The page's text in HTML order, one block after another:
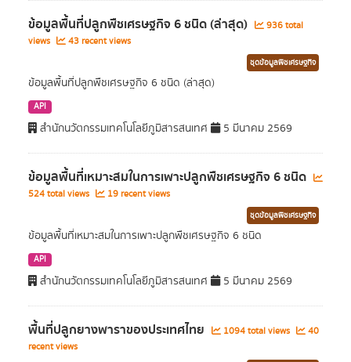
ข้อมูลพื้นที่ปลูกพืชเศรษฐกิจ 6 ชนิด (ล่าสุด)
936 total
views
43 recent views
ชุดข้อมูลพืชเศรษฐกิจ
ข้อมูลพื้นที่ปลูกพืชเศรษฐกิจ 6 ชนิด (ล่าสุด)
API
สำนักนวัตกรรมเทคโนโลยีภูมิสารสนเทศ 5 มีนาคม 2569
ข้อมูลพื้นที่เหมาะสมในการเพาะปลูกพืชเศรษฐกิจ 6 ชนิด
524 total views 19 recent views
ชุดข้อมูลพืชเศรษฐกิจ
ข้อมูลพื้นที่เหมาะสมในการเพาะปลูกพืชเศรษฐกิจ 6 ชนิด
API
สำนักนวัตกรรมเทคโนโลยีภูมิสารสนเทศ 5 มีนาคม 2569
พื้นที่ปลูกยางพาราของประเทศไทย 1094 total views
40
recent views